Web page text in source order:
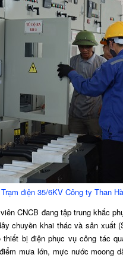
Trạm điện 35/6KV Công ty Than
CNCB đang tập trung khắc
chuyền khai thác và sản xuất
bị điện phục vụ công tác
mưa lớn, mực nước moong